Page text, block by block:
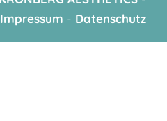
Impressum - Datenschutz